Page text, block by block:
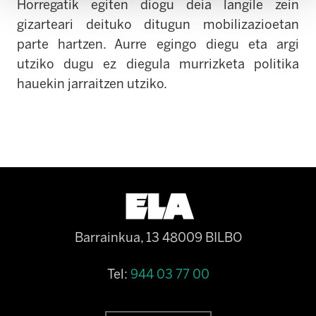
Horregatik egiten diogu deia langile zein
gizarteari deituko ditugun mobilizazioetan
parte hartzen. Aurre egingo diegu eta argi
utziko dugu ez diegula murrizketa politika
hauekin jarraitzen utziko.
Barrainkua, 13 48009 BILBO
Tel: 944 03 77 00